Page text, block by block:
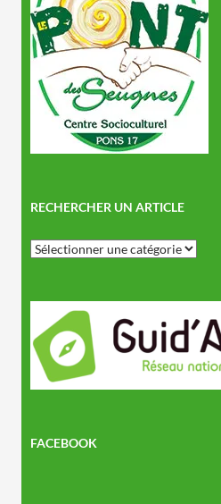
RECHERCHER UN ARTICLE
Rechercher
un
FACEBOOK